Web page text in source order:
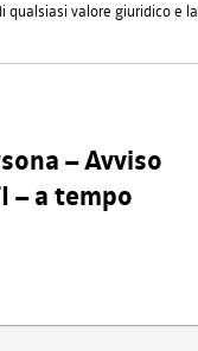
valore giuridico e la
– Avviso
– a tempo